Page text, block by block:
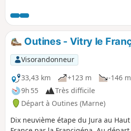
Outines - Vitry le
Visorandonneur
33,43 km
+123 m
-146 m
9h 55
Très difficile
Départ à Outines (Marne)
Dix neuvième étape du Jura au